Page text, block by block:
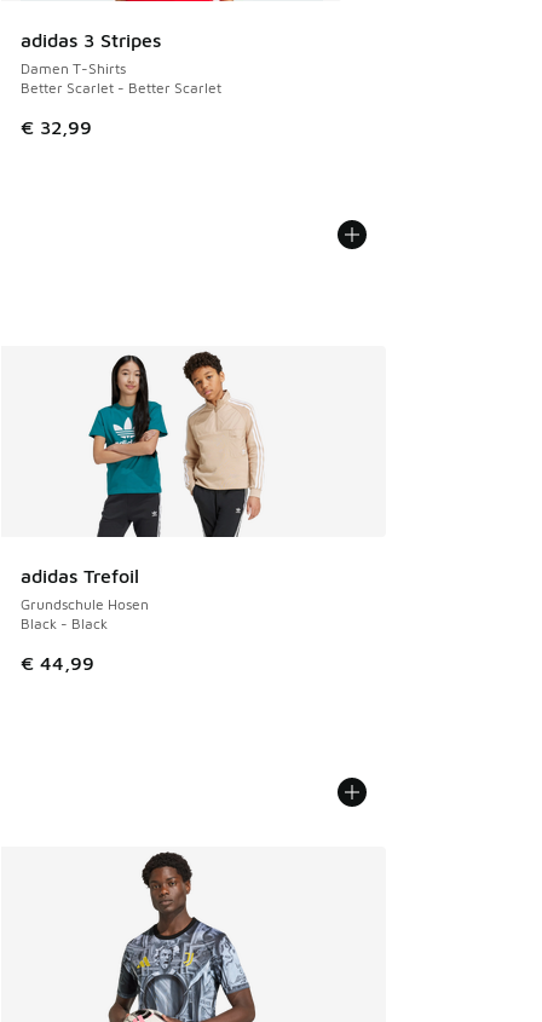
adidas 3 Stripes
Damen T-Shirts
Better Scarlet - Better Scarlet
€ 32,99
adidas Trefoil
Grundschule Hosen
Black - Black
€ 44,99